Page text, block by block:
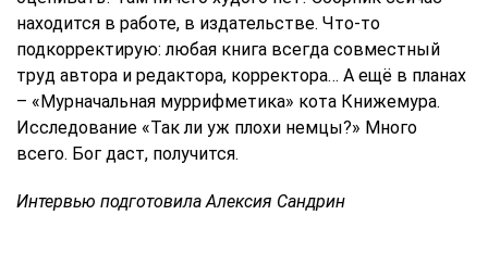
находится в работе, в издательстве. Что-то
подкорректирую: любая книга всегда совместный
труд автора и редактора, корректора… А ещё в планах
– «Мурначальная муррифметика» кота Книжемура.
Исследование «Так ли уж плохи немцы?» Много
всего. Бог даст, получится.
Интервью подготовила Алексия Сандрин